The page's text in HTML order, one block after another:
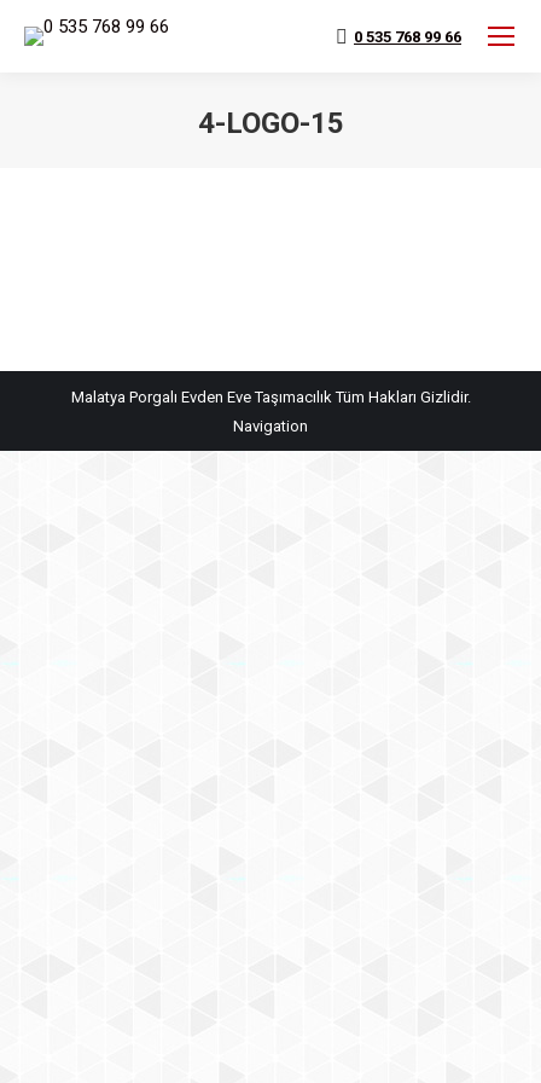
0 535 768 99 66
4-LOGO-15
Malatya Porgalı Evden Eve Taşımacılık Tüm Hakları Gizlidir.
Navigation